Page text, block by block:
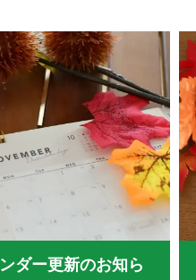
ダー更新のお知ら